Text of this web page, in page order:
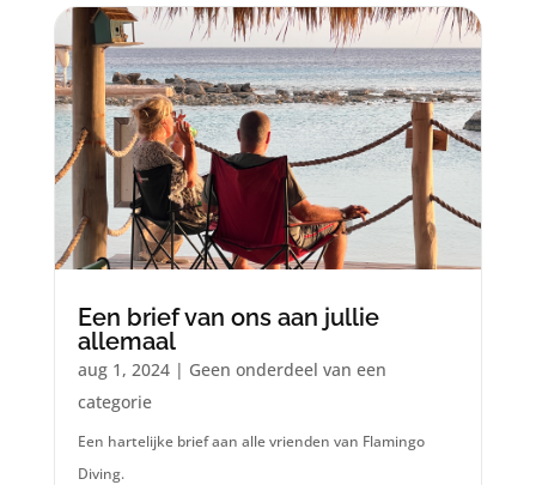
Een brief van ons aan jullie
allemaal
aug 1, 2024| Geen onderdeel van een
categorie
Een hartelijke brief aan alle vrienden van Flamingo
Diving.